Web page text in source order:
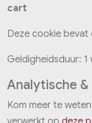
cart
Deze cookie bevat
Geldigheidsduur:
Analytische
Kom meer te